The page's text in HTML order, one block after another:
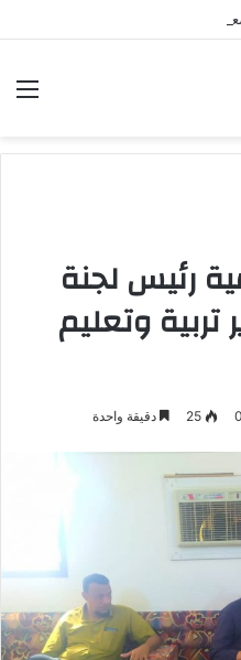
رئيس لجنة
وتعليم
0
25 دقيقة واحدة